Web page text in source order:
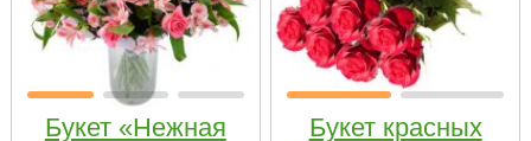
Букет «Нежная
Букет красных